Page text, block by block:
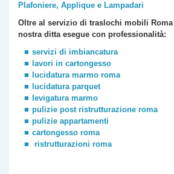
Plafoniere, Applique e Lampadari
Oltre al servizio di traslochi mobili Roma
nostra ditta esegue con professionalità:
servizi di imbiancatura
lavori in cartongesso
lucidatura marmo roma
lucidatura parquet
levigatura marmo
pulizie post ristrutturazione roma
pulizie appartamenti
cartongesso roma
ristrutturazioni roma